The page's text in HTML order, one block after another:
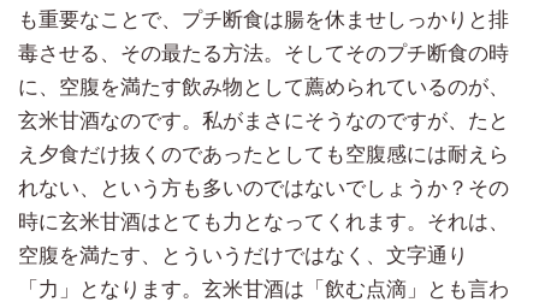
も重要なことで、プチ断食は腸を休ませしっかりと排
毒させる、その最たる方法。そしてそのプチ断食の時
に、空腹を満たす飲み物として薦められているのが、
玄米甘酒なのです。私がまさにそうなのですが、たと
え夕食だけ抜くのであったとしても空腹感には耐えら
れない、という方も多いのではないでしょうか？その
時に玄米甘酒はとても力となってくれます。それは、
空腹を満たす、とういうだけではなく、文字通り
「力」となります。玄米甘酒は「飲む点滴」とも言わ